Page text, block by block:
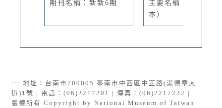
期刊名稱：新新6期
主要名稱：火（影
本）
::: 地址：台南市700005 臺南市中西區中正路(湯德章大
道)1號 | 電話：(06)2217201 | 傳真：(06)2217232 |
版權所有 Copyright by National Museum of Taiwan